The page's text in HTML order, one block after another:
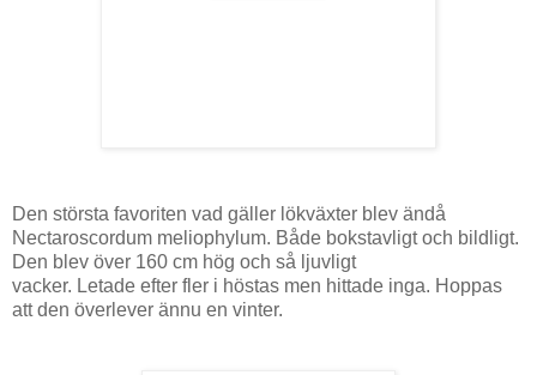
Den största favoriten vad gäller lökväxter blev ändå
Nectaroscordum meliophylum. Både bokstavligt och bildligt.
Den blev över 160 cm hög och så ljuvligt
vacker. Letade efter fler i höstas men hittade inga. Hoppas
att den överlever ännu en vinter.